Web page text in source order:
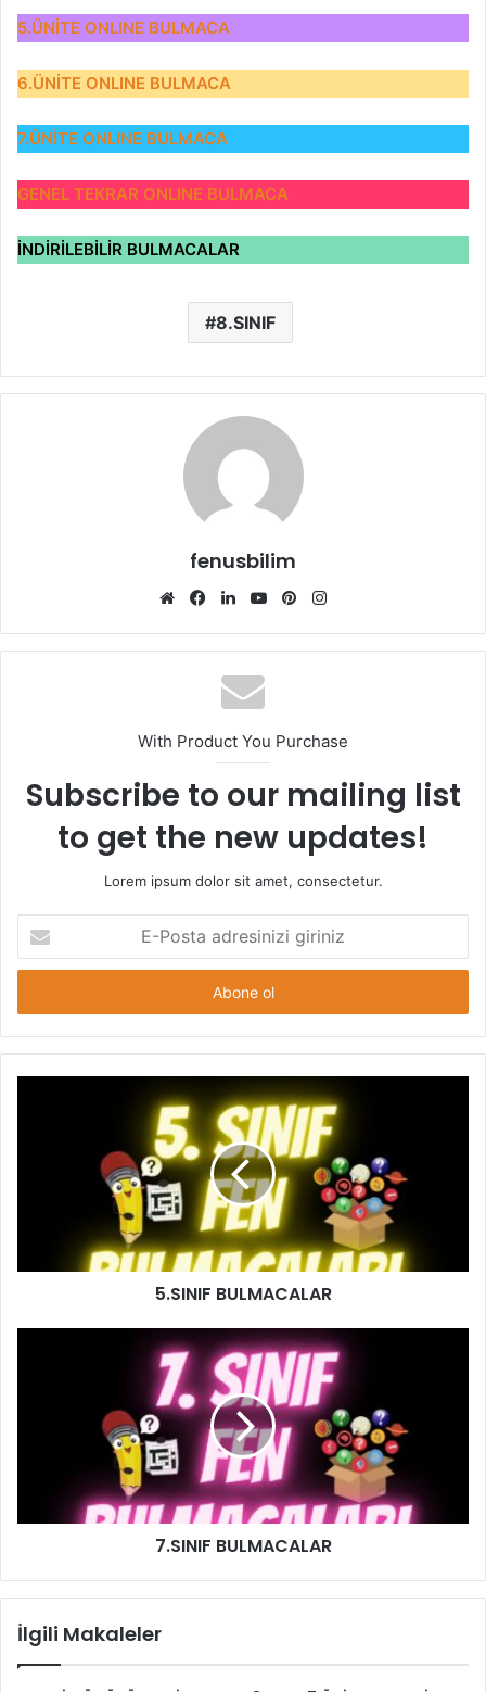
5.ÜNİTE ONLINE BULMACA
6.ÜNİTE ONLINE BULMACA
7.ÜNİTE ONLINE BULMACA
GENEL TEKRAR ONLINE BULMACA
İNDİRİLEBİLİR BULMACALAR
8.SINIF
fenusbilim
Web
Facebook
LinkedInYouTubePinterest
With Product You Purchase
Subscribe to our mailing list
to get the new updates!
Lorem ipsum dolor sit amet, consectetur.
Posta
adresinizi
5.SINIF BULMACALAR
7.SINIF BULMACALAR
İlgili Makaleler